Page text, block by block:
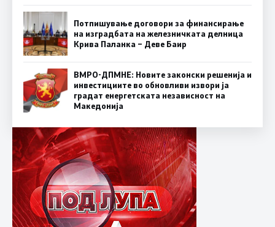
Потпишување договори за финансирање
на изградбата на железничката делница
Крива Паланка – Деве Баир
ВМРО-ДПМНЕ: Новите законски решенија и
инвестициите во обновливи извори ја
градат енергетската независност на
Македонија